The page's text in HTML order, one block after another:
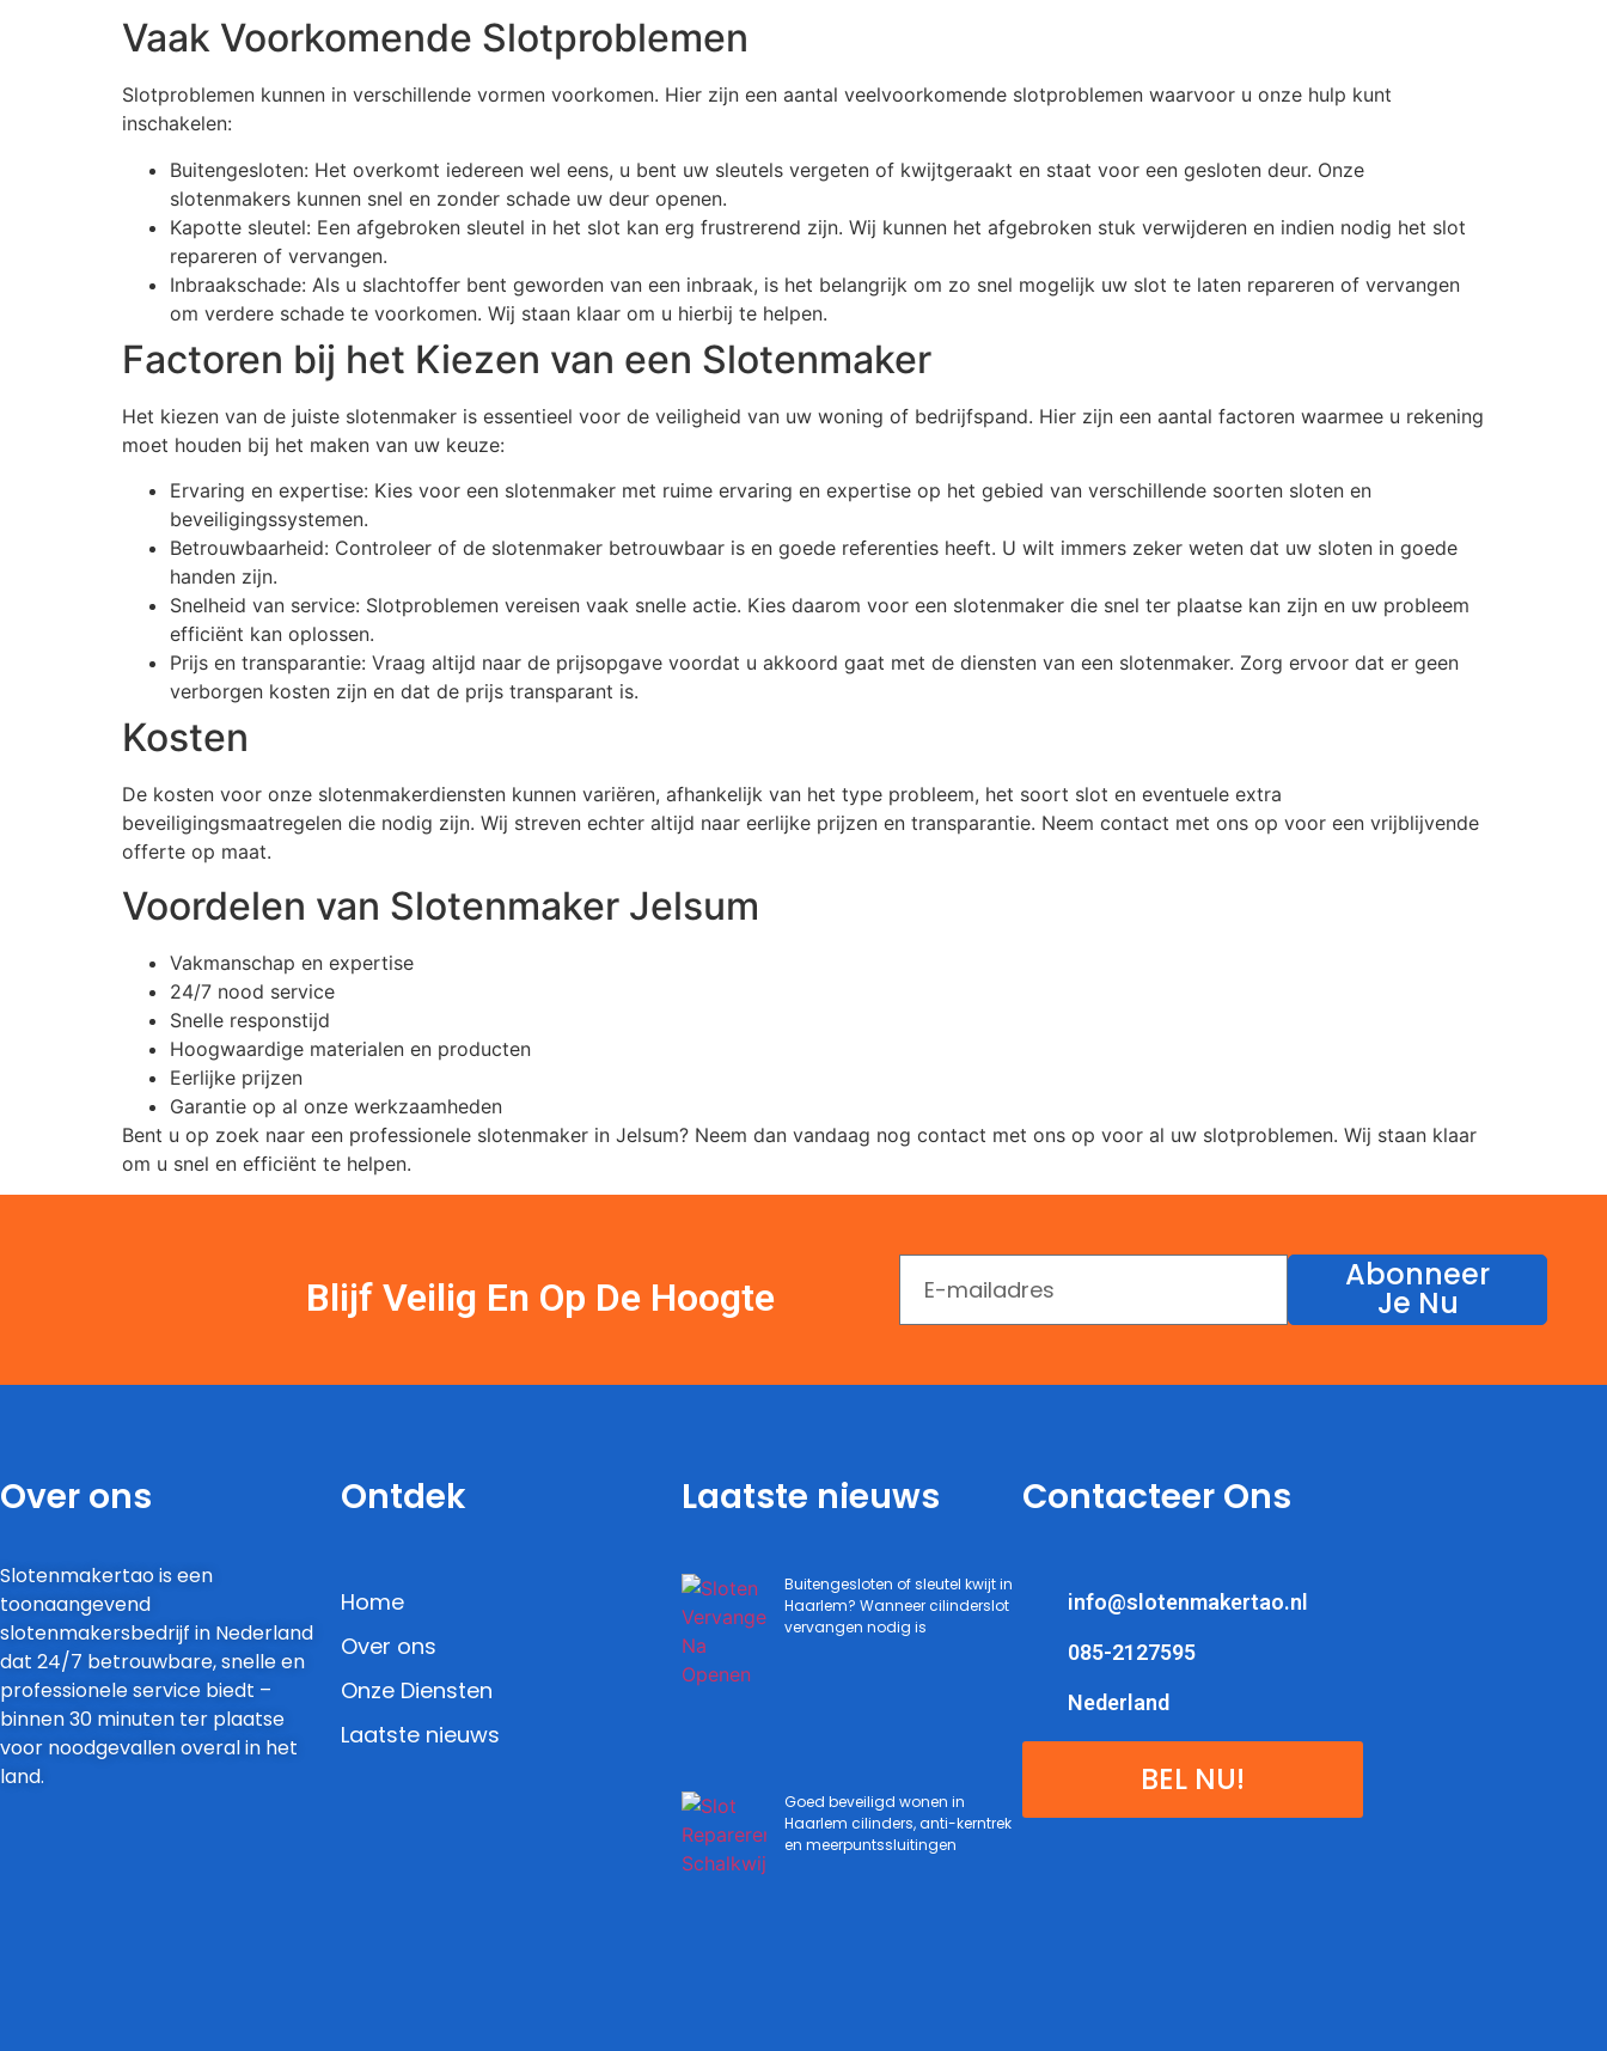
Vaak Voorkomende Slotproblemen
Slotproblemen kunnen in verschillende vormen voorkomen. Hier zijn een aantal veelvoorkomende slotproblemen waarvoor u onze hulp kunt
inschakelen:
Buitengesloten: Het overkomt iedereen wel eens, u bent uw sleutels vergeten of kwijtgeraakt en staat voor een gesloten deur. Onze
slotenmakers kunnen snel en zonder schade uw deur openen.
Kapotte sleutel: Een afgebroken sleutel in het slot kan erg frustrerend zijn. Wij kunnen het afgebroken stuk verwijderen en indien nodig het slot
repareren of vervangen.
Inbraakschade: Als u slachtoffer bent geworden van een inbraak, is het belangrijk om zo snel mogelijk uw slot te laten repareren of vervangen
om verdere schade te voorkomen. Wij staan klaar om u hierbij te helpen.
Factoren bij het Kiezen van een Slotenmaker
Het kiezen van de juiste slotenmaker is essentieel voor de veiligheid van uw woning of bedrijfspand. Hier zijn een aantal factoren waarmee u rekening
moet houden bij het maken van uw keuze:
Ervaring en expertise: Kies voor een slotenmaker met ruime ervaring en expertise op het gebied van verschillende soorten sloten en
beveiligingssystemen.
Betrouwbaarheid: Controleer of de slotenmaker betrouwbaar is en goede referenties heeft. U wilt immers zeker weten dat uw sloten in goede
handen zijn.
Snelheid van service: Slotproblemen vereisen vaak snelle actie. Kies daarom voor een slotenmaker die snel ter plaatse kan zijn en uw probleem
efficiënt kan oplossen.
Prijs en transparantie: Vraag altijd naar de prijsopgave voordat u akkoord gaat met de diensten van een slotenmaker. Zorg ervoor dat er geen
verborgen kosten zijn en dat de prijs transparant is.
Kosten
De kosten voor onze slotenmakerdiensten kunnen variëren, afhankelijk van het type probleem, het soort slot en eventuele extra
beveiligingsmaatregelen die nodig zijn. Wij streven echter altijd naar eerlijke prijzen en transparantie. Neem contact met ons op voor een vrijblijvende
offerte op maat.
Voordelen van Slotenmaker Jelsum
Vakmanschap en expertise
24/7 nood service
Snelle responstijd
Hoogwaardige materialen en producten
Eerlijke prijzen
Garantie op al onze werkzaamheden
Bent u op zoek naar een professionele slotenmaker in Jelsum? Neem dan vandaag nog contact met ons op voor al uw slotproblemen. Wij staan klaar
om u snel en efficiënt te helpen.
Blijf Veilig En Op De Hoogte Abonneer
Je Nu
Over ons
Slotenmakertao is een
toonaangevend
slotenmakersbedrijf in Nederland
dat 24/7 betrouwbare, snelle en
professionele service biedt –
binnen 30 minuten ter plaatse
voor noodgevallen overal in het
land.
Ontdek
Home
Over ons
Onze Diensten
Laatste nieuws
Laatste nieuws
Buitengesloten of sleutel kwijt in
Haarlem? Wanneer cilinderslot
vervangen nodig is
Goed beveiligd wonen in
Haarlem cilinders, anti-kerntrek
en meerpuntssluitingen
Contacteer Ons
info@slotenmakertao.nl
085-2127595
Nederland
BEL NU!